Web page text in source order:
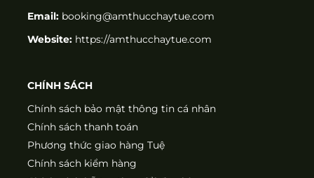
Email: booking@amthucchaytue.com
Website: https://amthucchaytue.com
CHÍNH SÁCH
Chính sách bảo mật thông tin cá nhân
Chính sách thanh toán
Phương thức giao hàng Tuệ
Chính sách kiểm hàng